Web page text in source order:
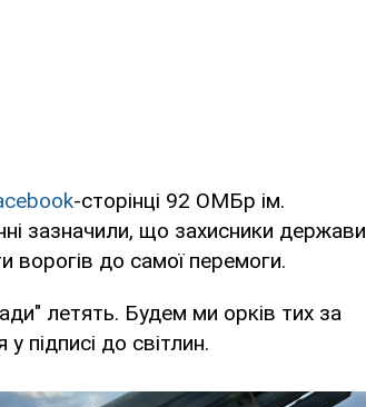
-сторінці 92 ОМБр ім.
зазначили, що захисники держави
ворогів до самої перемоги.
летять. Будем ми орків тих за
підписі до світлин.